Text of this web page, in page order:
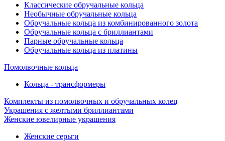
Классические обручальные кольца
Необычные обручальные кольца
Обручальные кольца из комбинированного золота
Обручальные кольца с бриллиантами
Парные обручальные кольца
Обручальные кольца из платины
Помолвочные кольца
Кольца - трансформеры
Комплекты из помолвочных и обручальных колец
Украшения с желтыми бриллиантами
Женские ювелирные украшения
Женские серьги